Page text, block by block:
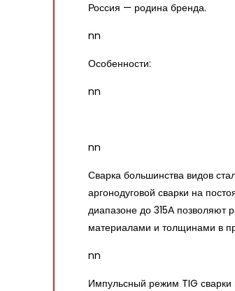
Россия — родина бренда.
nn
Особенности:
nn
nn
Сварка большинства видов
аргонодуговой сварки на
диапазоне до 315А позволяют
материалами и толщинами в
nn
Импульсный режим TIG сварки